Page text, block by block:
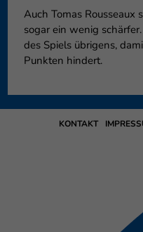
Auch Tomas Rousseaux
sogar ein wenig
des Spiels übrigens,
Punkten hindert.
KONTAKT